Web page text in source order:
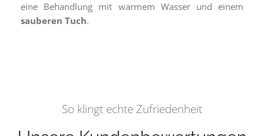
eine Behandlung mit warmem Wasser und einem
sauberen Tuch.
So klingt echte Zufriedenheit